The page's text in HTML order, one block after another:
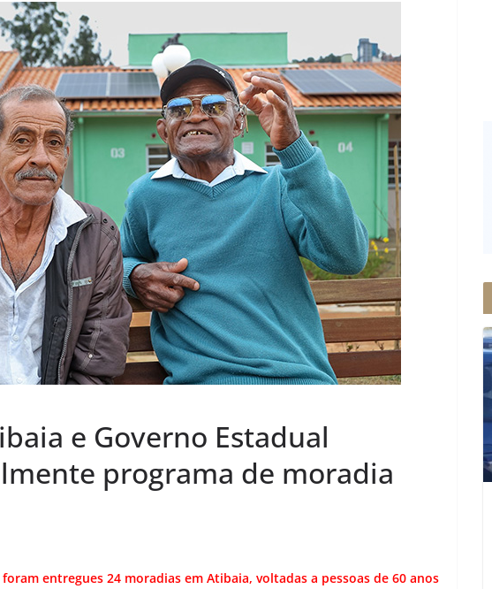
e Governo Estadual
programa de moradia
entregues 24 moradias em Atibaia, voltadas a pessoas de 60 anos